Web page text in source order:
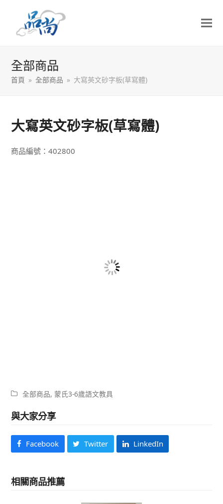
全部商品
首頁 » 全部商品 » 大寫英文砂字板(草寫體)
大寫英文砂字板(草寫體)
商品編號：402800
全部商品, 蒙氏3-6歲語文教具
與大家分享
Facebook Twitter LinkedIn
相關商品推薦